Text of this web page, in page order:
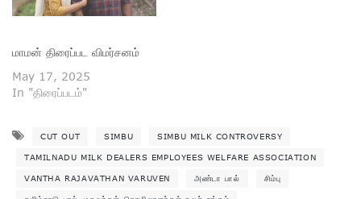
மாமன் திரைப்பட விமர்சனம்
May 17, 2025
In "திரைப்படம்"
CUT OUT SIMBU SIMBU MILK CONTROVERSY
TAMILNADU MILK DEALERS EMPLOYEES WELFARE ASSOCIATION
VANTHA RAJAVATHAN VARUVEN அண்டா பால் சிம்பு